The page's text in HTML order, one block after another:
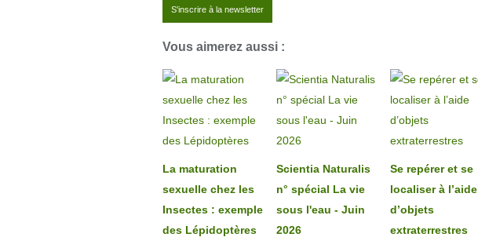
S'inscrire à la newsletter
Vous aimerez aussi :
La maturation
sexuelle chez les
Insectes : exemple
des Lépidoptères
Scientia Naturalis
n° spécial La vie
sous l'eau - Juin
2026
Se repérer et se
localiser à l’aide
d’objets
extraterrestres